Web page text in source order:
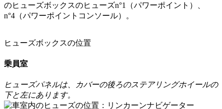
のヒューズボックスのヒューズn°1（パワーポイント）、
n°4（パワーポイントコンソール）。
ヒューズボックスの位置
乗員室
ヒューズパネルは、カバーの後ろのステアリングホイールの
下と左にあります。